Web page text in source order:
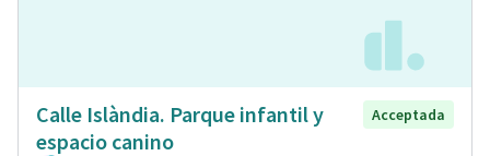
Calle Islàndia. Parque infantil y
espacio canino
Acceptada